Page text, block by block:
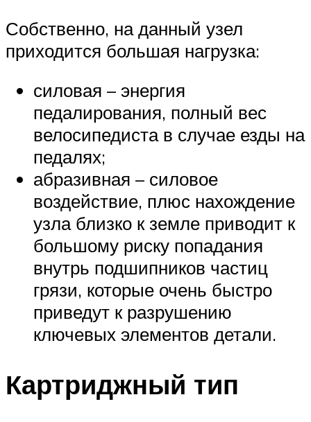
Собственно, на данный узел
приходится большая нагрузка:
силовая – энергия
педалирования, полный вес
велосипедиста в случае езды на
педалях;
абразивная – силовое
воздействие, плюс нахождение
узла близко к земле приводит к
большому риску попадания
внутрь подшипников частиц
грязи, которые очень быстро
приведут к разрушению
ключевых элементов детали.
Картриджный тип